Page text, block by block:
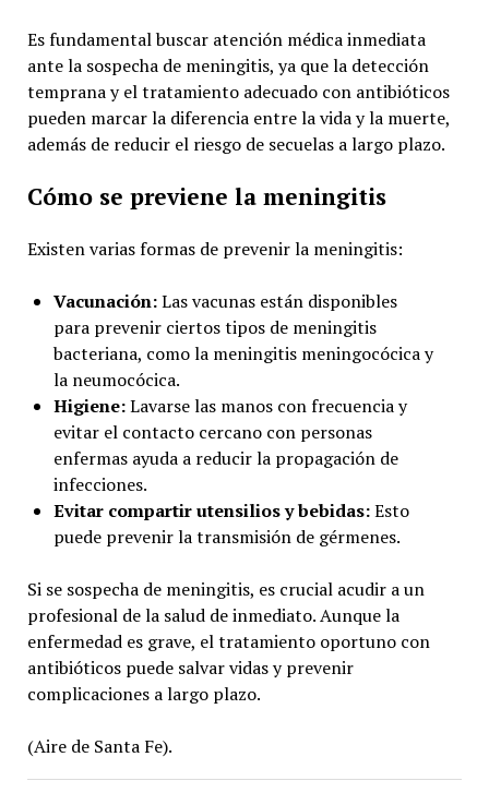
Es fundamental buscar atención médica inmediata
ante la sospecha de meningitis, ya que la detección
temprana y el tratamiento adecuado con antibióticos
pueden marcar la diferencia entre la vida y la muerte,
además de reducir el riesgo de secuelas a largo plazo.
Cómo se previene la meningitis
Existen varias formas de prevenir la meningitis:
Vacunación:Las vacunas están disponibles
para prevenir ciertos tipos de meningitis
bacteriana, como la meningitis meningocócica y
la neumocócica.
Higiene:Lavarse las manos con frecuencia y
evitar el contacto cercano con personas
enfermas ayuda a reducir la propagación de
infecciones.
Evitar compartir utensilios y bebidas:Esto
puede prevenir la transmisión de gérmenes.
Si se sospecha de meningitis, es crucial acudir a un
profesional de la salud de inmediato. Aunque la
enfermedad es grave, el tratamiento oportuno con
antibióticos puede salvar vidas y prevenir
complicaciones a largo plazo.
(Aire de Santa Fe).